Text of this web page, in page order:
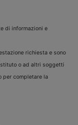
di informazioni e
richiesta e sono
o ad altri soggetti
per completare la